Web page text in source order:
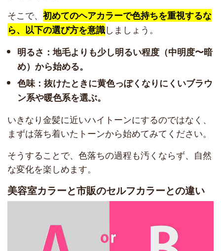
そこで、 初めてのヘアカラーで色持ちを重視するな
ら、以下の選び方を意識しましょう。
明るさ：地毛よりも少し明るい程度（中明度〜暗
め）から始める。
色味：抜けたときに黄色っぽくなりにくいブラウ
ン系や暖色系を選ぶ。
いきなり金髪に近いハイトーンにするのではなく、
まずは落ち着いたトーンから始めてみてください。
そうすることで、色落ちの過程も汚くならず、自然
な変化を楽しめます。
美容室カラーと市販のセルフカラーとの違い